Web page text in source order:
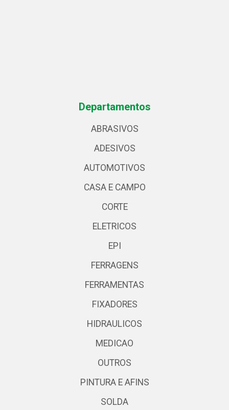
Departamentos
ABRASIVOS
ADESIVOS
AUTOMOTIVOS
CASA E CAMPO
CORTE
ELETRICOS
EPI
FERRAGENS
FERRAMENTAS
FIXADORES
HIDRAULICOS
MEDICAO
OUTROS
PINTURA E AFINS
SOLDA